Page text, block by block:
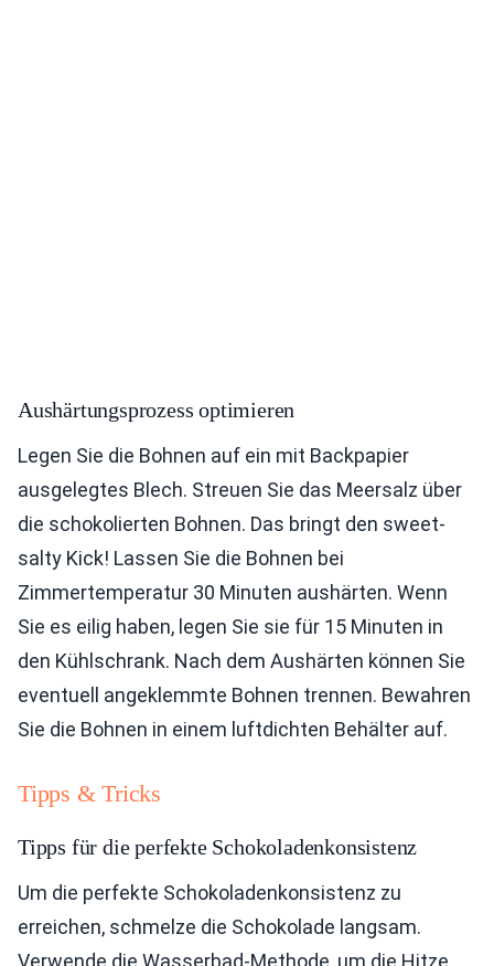
Aushärtungsprozess optimieren
Legen Sie die Bohnen auf ein mit Backpapier
ausgelegtes Blech. Streuen Sie das Meersalz über
die schokolierten Bohnen. Das bringt den sweet-
salty Kick! Lassen Sie die Bohnen bei
Zimmertemperatur 30 Minuten aushärten. Wenn
Sie es eilig haben, legen Sie sie für 15 Minuten in
den Kühlschrank. Nach dem Aushärten können Sie
eventuell angeklemmte Bohnen trennen. Bewahren
Sie die Bohnen in einem luftdichten Behälter auf.
Tipps & Tricks
Tipps für die perfekte Schokoladenkonsistenz
Um die perfekte Schokoladenkonsistenz zu
erreichen, schmelze die Schokolade langsam.
Verwende die Wasserbad-Methode, um die Hitze